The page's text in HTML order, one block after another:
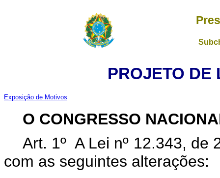
PROJETO DE
Exposição de Motivos
O CONGRESSO
Art. 1º A Lei nº 12.343, de
com as seguintes alterações: